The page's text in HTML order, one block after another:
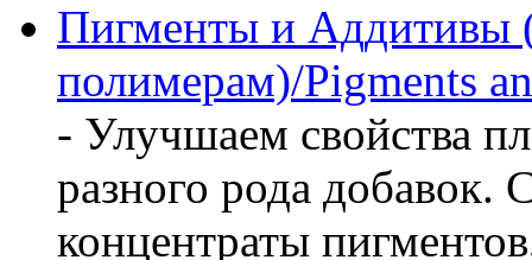
Пигменты и Аддитивы
полимерам)/Pigments
- Улучшаем свойства
разного рода добавок.
концентраты